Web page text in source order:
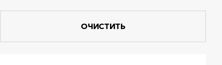
ОЧИСТИТЬ